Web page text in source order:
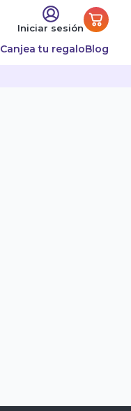
Iniciar sesión
Canjea tu regaloBlog